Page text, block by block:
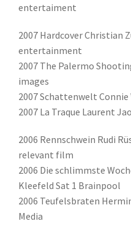
entertaiment
2007 Hardcover
entertainment
2007 The Palermo
images
2007 Schattenwelt
2007 La Traque Laurent
2006 Rennschwein Rudi
relevant film
2006 Die schlimmste
Kleefeld Sat 1 Brainpool
2006 Teufelsbraten
Media